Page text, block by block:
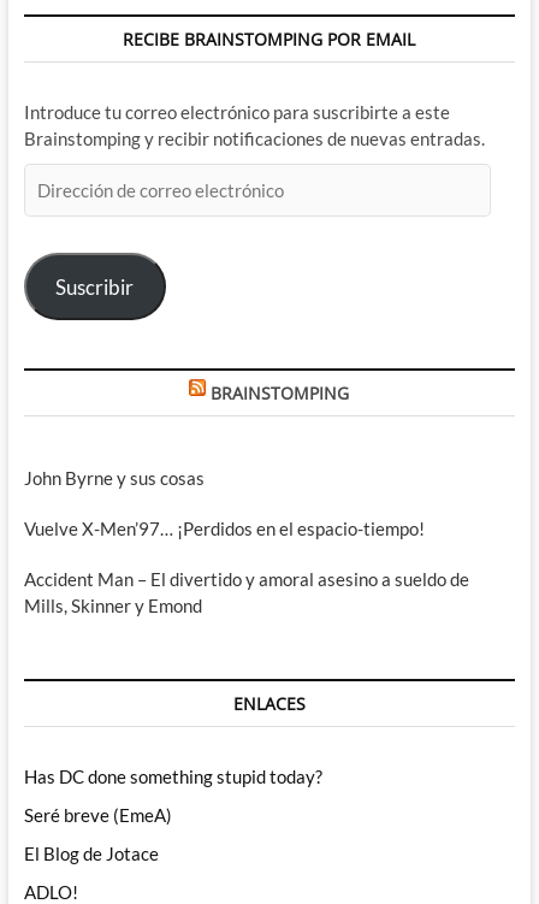
RECIBE BRAINSTOMPING POR EMAIL
Introduce tu correo electrónico para suscribirte a este
Brainstomping y recibir notificaciones de nuevas entradas.
de
electrónico
Suscribir
BRAINSTOMPING
John Byrne y sus cosas
Vuelve X-Men’97… ¡Perdidos en el espacio-tiempo!
Accident Man – El divertido y amoral asesino a sueldo de
Mills, Skinner y Emond
ENLACES
Has DC done something stupid today?
Seré breve (EmeA)
El Blog de Jotace
ADLO!